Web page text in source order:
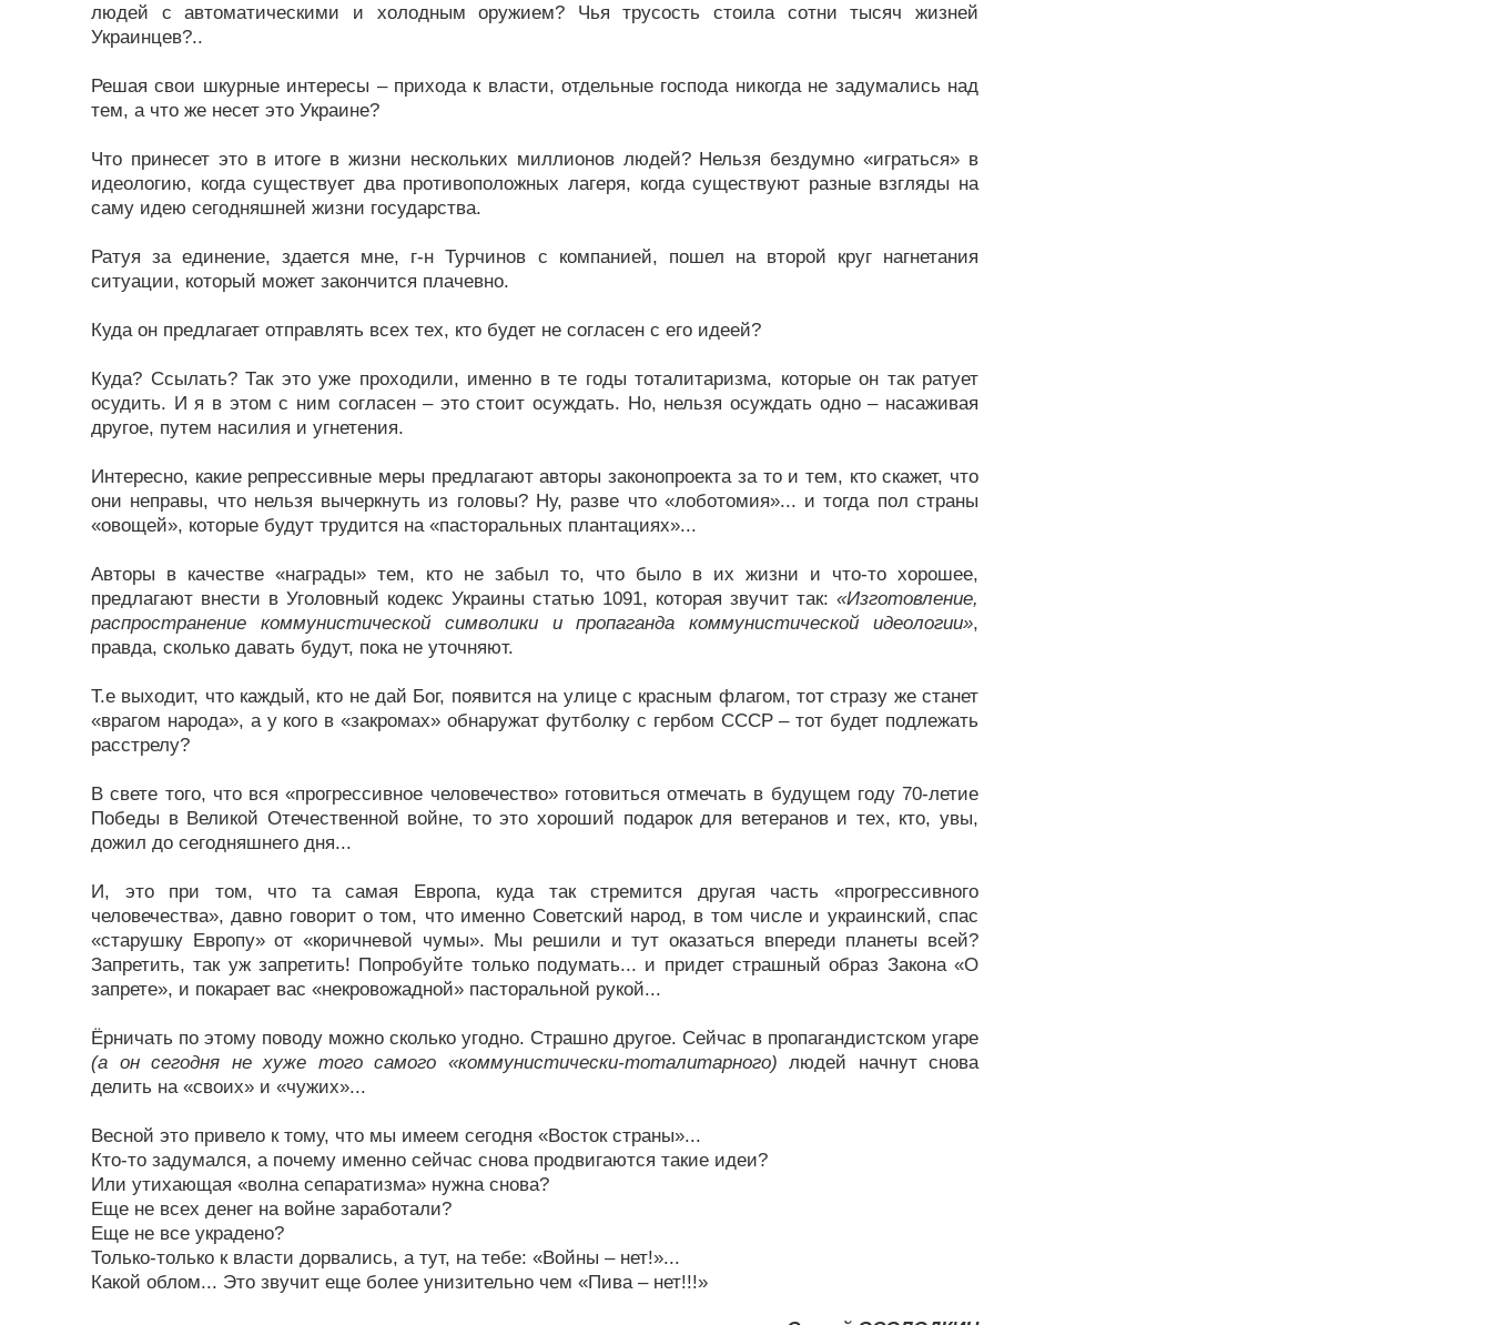
людей с автоматическими и холодным оружием? Чья трусость стоила сотни тысяч жизней
Украинцев?..
Решая свои шкурные интересы – прихода к власти, отдельные господа никогда не задумались над
тем, а что же несет это Украине?
Что принесет это в итоге в жизни нескольких миллионов людей? Нельзя бездумно «играться» в
идеологию, когда существует два противоположных лагеря, когда существуют разные взгляды на
саму идею сегодняшней жизни государства.
Ратуя за единение, здается мне, г-н Турчинов с компанией, пошел на второй круг нагнетания
ситуации, который может закончится плачевно.
Куда он предлагает отправлять всех тех, кто будет не согласен с его идеей?
Куда? Ссылать? Так это уже проходили, именно в те годы тоталитаризма, которые он так ратует
осудить. И я в этом с ним согласен – это стоит осуждать. Но, нельзя осуждать одно – насаживая
другое, путем насилия и угнетения.
Интересно, какие репрессивные меры предлагают авторы законопроекта за то и тем, кто скажет, что
они неправы, что нельзя вычеркнуть из головы? Ну, разве что «лоботомия»... и тогда пол страны
«овощей», которые будут трудится на «пасторальных плантациях»...
Авторы в качестве «награды» тем, кто не забыл то, что было в их жизни и что-то хорошее,
предлагают внести в Уголовный кодекс Украины статью 1091, которая звучит так: «Изготовление,
распространение коммунистической символики и пропаганда коммунистической идеологии»,
правда, сколько давать будут, пока не уточняют.
Т.е выходит, что каждый, кто не дай Бог, появится на улице с красным флагом, тот стразу же станет
«врагом народа», а у кого в «закромах» обнаружат футболку с гербом СССР – тот будет подлежать
расстрелу?
В свете того, что вся «прогрессивное человечество» готовиться отмечать в будущем году 70-летие
Победы в Великой Отечественной войне, то это хороший подарок для ветеранов и тех, кто, увы,
дожил до сегодняшнего дня...
И, это при том, что та самая Европа, куда так стремится другая часть «прогрессивного
человечества», давно говорит о том, что именно Советский народ, в том числе и украинский, спас
«старушку Европу» от «коричневой чумы». Мы решили и тут оказаться впереди планеты всей?
Запретить, так уж запретить! Попробуйте только подумать... и придет страшный образ Закона «О
запрете», и покарает вас «некровожадной» пасторальной рукой...
Ёрничать по этому поводу можно сколько угодно. Страшно другое. Сейчас в пропагандистском угаре
(а он сегодня не хуже того самого «коммунистически-тоталитарного) людей начнут снова
делить на «своих» и «чужих»...
Весной это привело к тому, что мы имеем сегодня «Восток страны»...
Кто-то задумался, а почему именно сейчас снова продвигаются такие идеи?
Или утихающая «волна сепаратизма» нужна снова?
Еще не всех денег на войне заработали?
Еще не все украдено?
Только-только к власти дорвались, а тут, на тебе: «Войны – нет!»...
Какой облом... Это звучит еще более унизительно чем «Пива – нет!!!»